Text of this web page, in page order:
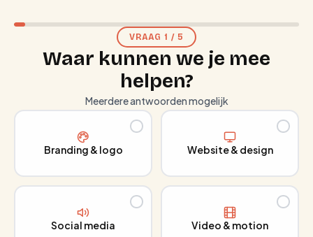
VRAAG 1 / 5
Waar kunnen we je mee
helpen?
Meerdere antwoorden mogelijk
Branding & logo Website & design
Social media Video & motion